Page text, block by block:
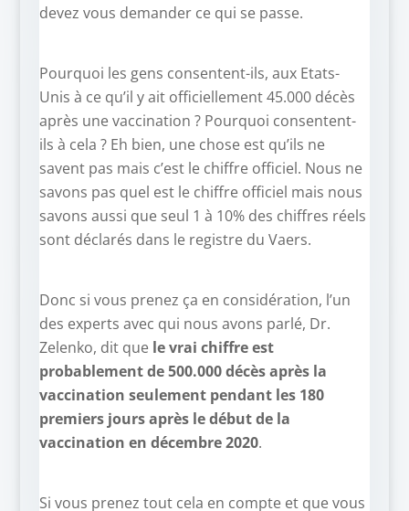
devez vous demander ce qui se passe.
Pourquoi les gens consentent-ils, aux Etats-
Unis à ce qu’il y ait officiellement 45.000 décès
après une vaccination ? Pourquoi consentent-
ils à cela ? Eh bien, une chose est qu’ils ne
savent pas mais c’est le chiffre officiel. Nous ne
savons pas quel est le chiffre officiel mais nous
savons aussi que seul 1 à 10% des chiffres réels
sont déclarés dans le registre du Vaers.
Donc si vous prenez ça en considération, l’un
des experts avec qui nous avons parlé, Dr.
Zelenko, dit quele vrai chiffre est
probablement de 500.000 décès après la
vaccination seulement pendant les 180
premiers jours après le début de la
vaccination en décembre 2020.
Si vous prenez tout cela en compte et que vous